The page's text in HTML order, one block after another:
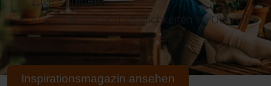
Alle Produkte und Möglichkeiten im Überblick
Inspirationsmagazin ansehen